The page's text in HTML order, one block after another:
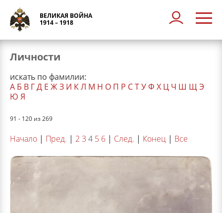
ВЕЛИКАЯ ВОЙНА
1914 – 1918
Личности
искать по фамилии:
А Б В ГД Е ЖЗ И КЛ М Н О П Р СТУФ Х Ц Ч Ш Щ Э
Ю Я
91 - 120 из 269
Начало | Пред. | 2 3 4 5 6 | След. | Конец | Все